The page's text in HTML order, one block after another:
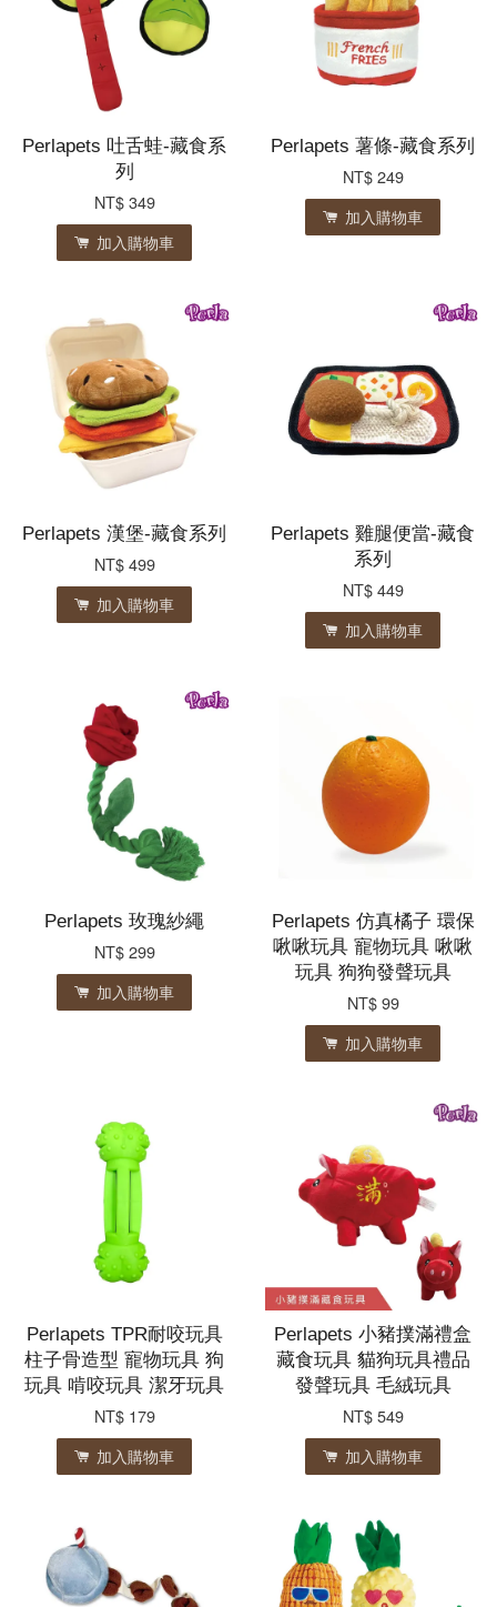
Perlapets 吐舌蛙-藏食系
列
NT$ 349
加入購物車
Perlapets 薯條-藏食系列
NT$ 249
加入購物車
Perlapets 漢堡-藏食系列
NT$ 499
加入購物車
Perlapets 雞腿便當-藏食
系列
NT$ 449
加入購物車
Perlapets 玫瑰紗繩
NT$ 299
加入購物車
Perlapets 仿真橘子 環保
啾啾玩具 寵物玩具 啾啾
玩具 狗狗發聲玩具
NT$ 99
加入購物車
Perlapets TPR耐咬玩具
柱子骨造型 寵物玩具 狗
玩具 啃咬玩具 潔牙玩具
NT$ 179
加入購物車
Perlapets 小豬撲滿禮盒
藏食玩具 貓狗玩具禮品
發聲玩具 毛絨玩具
NT$ 549
加入購物車